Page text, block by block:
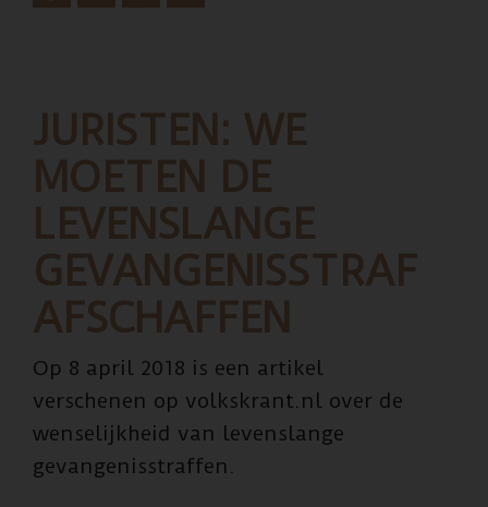
JURISTEN: WE
MOETEN DE
LEVENSLANGE
GEVANGENISSTRAF
AFSCHAFFEN
Op 8 april 2018 is een artikel
verschenen op volkskrant.nl over de
wenselijkheid van levenslange
gevangenisstraffen.